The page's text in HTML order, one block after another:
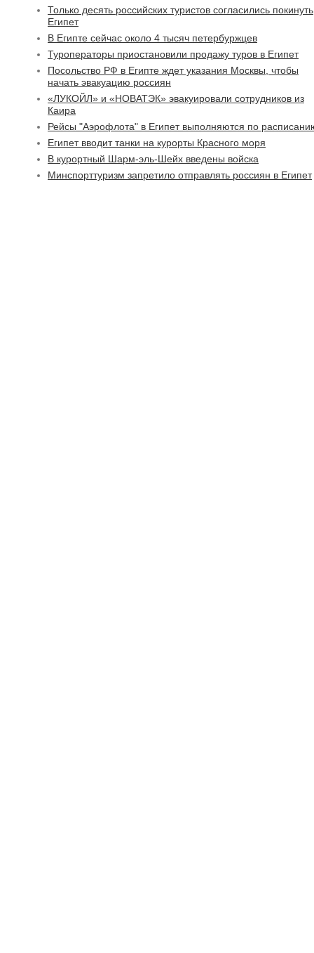
Только десять российских туристов согласились покинуть
Египет
В Египте сейчас около 4 тысяч петербуржцев
Туроператоры приостановили продажу туров в Египет
Посольство РФ в Египте ждет указания Москвы, чтобы
начать эвакуацию россиян
«ЛУКОЙЛ» и «НОВАТЭК» эвакуировали сотрудников из
Каира
Рейсы "Аэрофлота" в Египет выполняются по
Египет вводит танки на курорты Красного моря
В курортный Шарм-эль-Шейх введены войска
Минспорттуризм запретило отправлять россиян в Египет